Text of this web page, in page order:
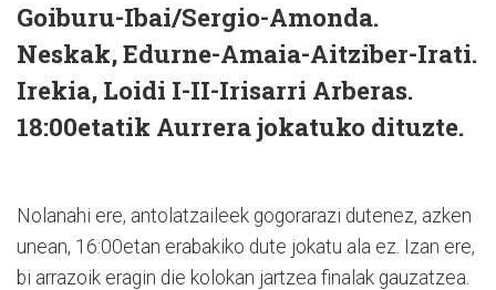
Goiburu-Ibai/Sergio-Amonda.
⁠Neskak, Edurne-Amaia-Aitziber-Irati.
⁠Irekia, Loidi I-II-Irisarri Arberas.
18:00etatik Aurrera jokatuko dituzte.
Nolanahi ere, antolatzaileek gogorarazi dutenez, azken
unean, 16:00etan erabakiko dute jokatu ala ez. Izan ere,
bi arrazoik eragin die kolokan jartzea finalak gauzatzea.